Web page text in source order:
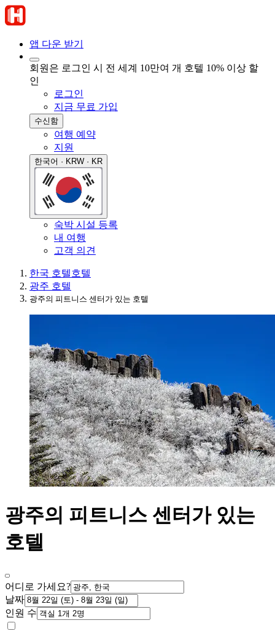
앱 다운 받기
회원은 로그인 시 전 세계 10만여 개 호텔 10% 이상 할
인
로그인
지금 무료 가입
수신함
여행 예약
지원
한국어 · KRW · KR
숙박 시설 등록
내 여행
고객 의견
한국 호텔호텔
광주 호텔
광주의 피트니스 센터가 있는 호텔
광주의 피트니스 센터가 있는
호텔
어디로 가세요?
날짜
인원 수